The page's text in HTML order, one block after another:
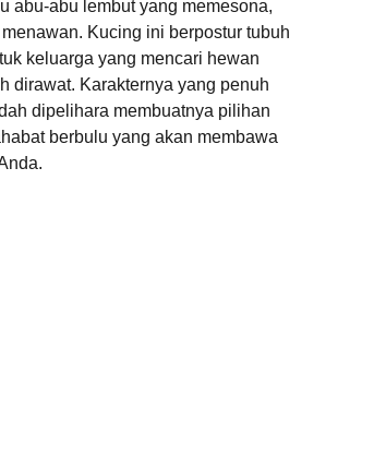
abu-abu lembut yang memesona,
Kucing ini berpostur tubuh
keluarga yang mencari hewan
dirawat. Karakternya yang penuh
dipelihara membuatnya pilihan
berbulu yang akan membawa